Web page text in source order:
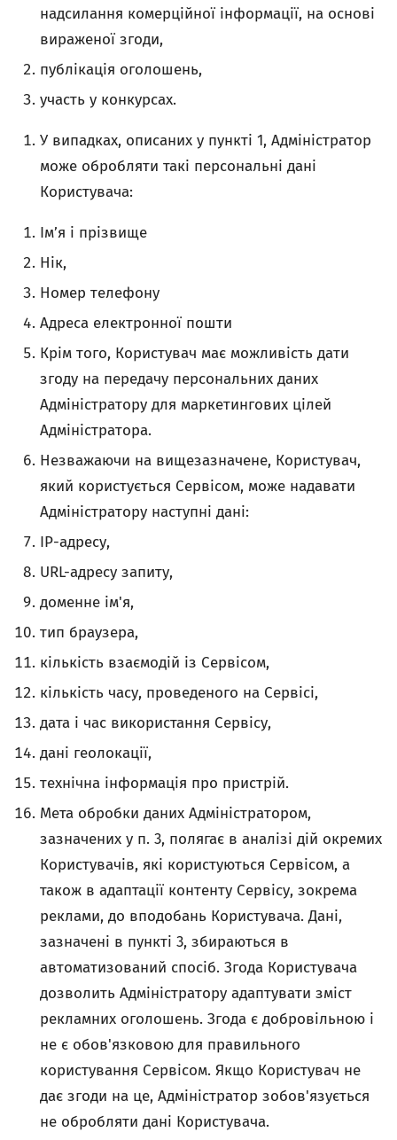
надсилання комерційної інформації, на основі
вираженої згоди,
публікація оголошень,
участь у конкурсах.
У випадках, описаних у пункті 1, Адміністратор
може обробляти такі персональні дані
Користувача:
Імʼя і прізвище
Нік,
Номер телефону
Адреса електронної пошти
Крім того, Користувач має можливість дати
згоду на передачу персональних даних
Адміністратору для маркетингових цілей
Адміністратора.
Незважаючи на вищезазначене, Користувач,
який користується Сервісом, може надавати
Адміністратору наступні дані:
IP-адресу,
URL-адресу запиту,
доменне ім'я,
тип браузера,
кількість взаємодій із Сервісом,
кількість часу, проведеного на Сервісі,
дата і час використання Сервісу,
дані геолокації,
технічна інформація про пристрій.
Мета обробки даних Адміністратором,
зазначених у п. 3, полягає в аналізі дій окремих
Користувачів, які користуються Сервісом, а
також в адаптації контенту Сервісу, зокрема
реклами, до вподобань Користувача. Дані,
зазначені в пункті 3, збираються в
автоматизований спосіб. Згода Користувача
дозволить Адміністратору адаптувати зміст
рекламних оголошень. Згода є добровільною і
не є обов'язковою для правильного
користування Сервісом. Якщо Користувач не
дає згоди на це, Адміністратор зобов'язується
не обробляти дані Користувача.